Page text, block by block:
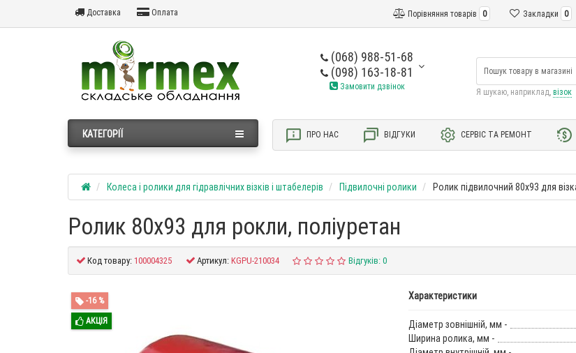
Доставка Оплата Закладки 0
Порівняння товарів 0
(068) 988-51-68
(098) 163-18-81
Замовити дзвінок
Я шукаю, наприклад, візок
КАТЕГОРІЇ ПРО НАС ВІДГУКИ СЕРВІС ТА РЕМОНТ
Колеса і ролики для гідравлічних візків і штабелерів Підвилочні ролики Ролик підвилочний 80х93 для
Ролик 80х93 для рокли, поліуретан
Код товару:100004325 Артикул:KGPU-210034 Відгуків: 0
-16 %
АКЦІЯ
Характеристики
Діаметр зовнішній, мм -
Ширина ролика, мм -